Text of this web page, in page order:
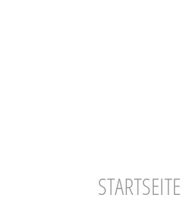
STARTSEITE